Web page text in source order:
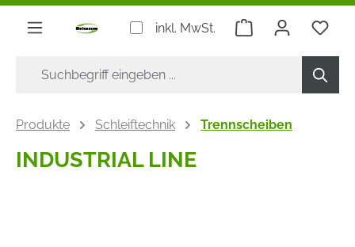
springen
inkl. MwSt. Warenkorb
Produkte Schleiftechnik Trennscheiben
INDUSTRIAL LINE